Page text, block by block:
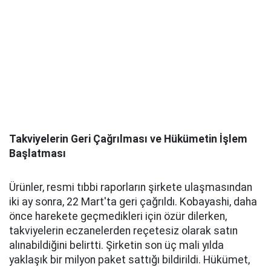
Takviyelerin Geri Çağrılması ve Hükümetin İşlem
Başlatması
Ürünler, resmi tıbbi raporların şirkete ulaşmasından
iki ay sonra, 22 Mart'ta geri çağrıldı. Kobayashi, daha
önce harekete geçmedikleri için özür dilerken,
takviyelerin eczanelerden reçetesiz olarak satın
alınabildiğini belirtti. Şirketin son üç mali yılda
yaklaşık bir milyon paket sattığı bildirildi. Hükümet,